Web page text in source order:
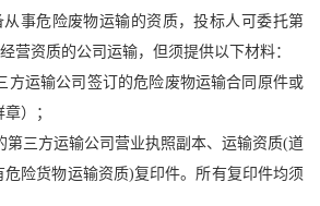
事危险废物运输的资质，投标人可委托第
营资质的公司运输，但须提供以下材料：
方运输公司签订的危险废物运输合同原件或
章）；
第三方运输公司营业执照副本、运输资质(道
危险货物运输资质)复印件。所有复印件均须